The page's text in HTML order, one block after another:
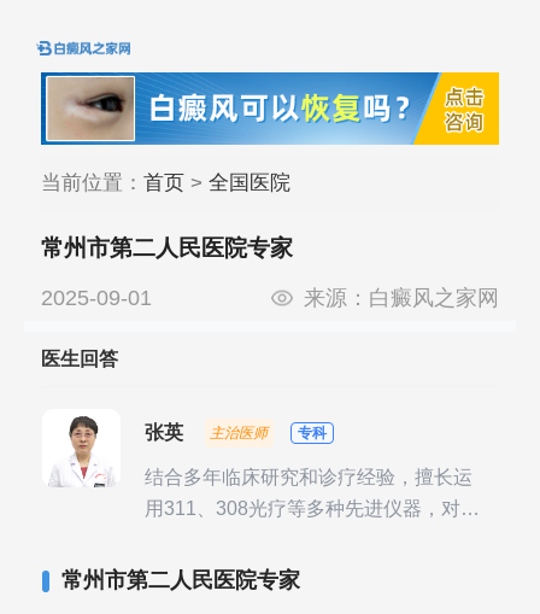
当前位置： 首页> 全国医院
常州市第二人民医院专家
2025-09-01 来源： 白癜风之家网
医生回答
张英 主治医师 专科
结合多年临床研究和诊疗经验，擅长运
用311、308光疗等多种先进仪器，对不
其对女性银屑病、顽固性银屑病、全身
常州市第二人民医院专家